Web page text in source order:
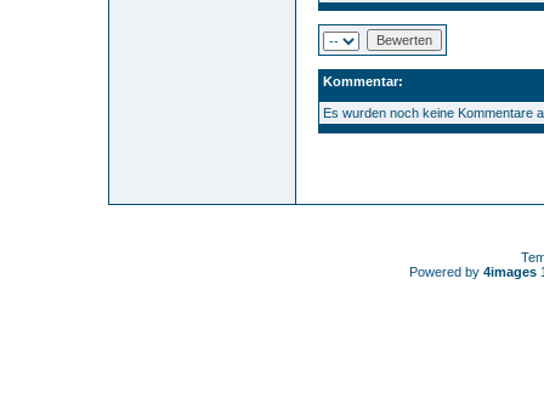
Kommentar:
Es wurden noch keine Kommentare
Powered by 4images